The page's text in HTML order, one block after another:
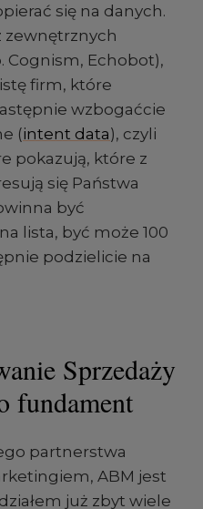
się na danych.
zewnętrznych
Cognism, Echobot),
firm, które
wzbogaćcie
(intent data), czyli
pokazują, które z
się Państwa
być
lista, być może 100
podzielicie na
Sprzedaży
fundament
partnerstwa
ABM jest
już zbyt wiele